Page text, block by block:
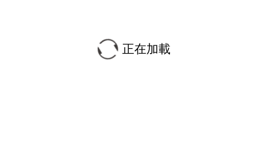
正在加載